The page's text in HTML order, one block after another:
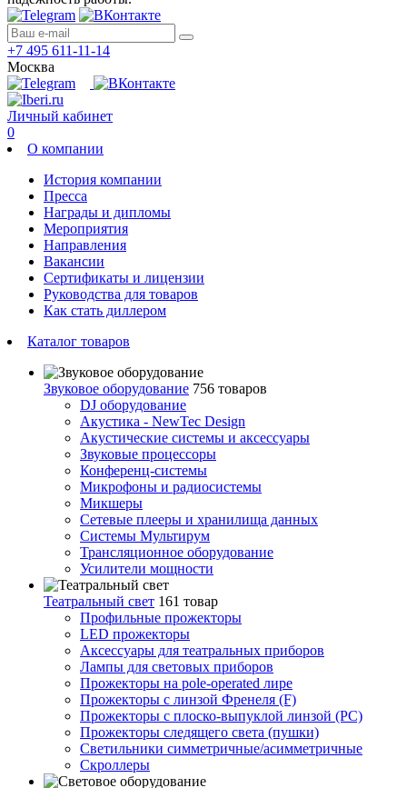
+7 495 611-11-14
Москва
Личный кабинет
0
О компании
История компании
Пресса
Награды и дипломы
Мероприятия
Направления
Вакансии
Сертификаты и лицензии
Руководства для товаров
Как стать диллером
Каталог товаров
Звуковое оборудование 756 товаров
DJ оборудование
Акустика - NewTec Design
Акустические системы и аксессуары
Звуковые процессоры
Конференц-системы
Микрофоны и радиосистемы
Микшеры
Сетевые плееры и хранилища данных
Системы Мультирум
Трансляционное оборудование
Усилители мощности
Театральный свет 161 товар
Профильные прожекторы
LED прожекторы
Аксессуары для театральных приборов
Лампы для световых приборов
Прожекторы на pole-operated лире
Прожекторы с линзой Френеля (F)
Прожекторы с плоско-выпуклой линзой (PC)
Прожекторы следящего света (пушки)
Светильники симметричные/асимметричные
Скроллеры